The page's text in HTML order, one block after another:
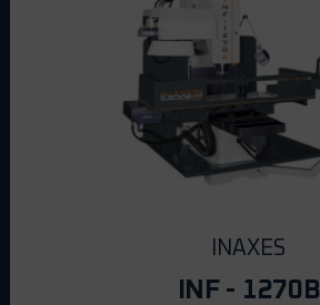
INAXES
INF - 1270B